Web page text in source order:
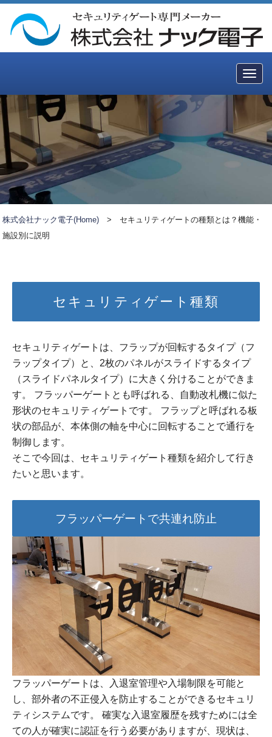
株式会社ナック電子(Home) > セキュリティゲートの種類とは？機能・
施設別に説明
セキュリティゲート種類
セキュリティゲートは、フラップが回転するタイプ（フ
ラップタイプ）と、2枚のパネルがスライドするタイプ
（スライドパネルタイプ）に大きく分けることができま
す。 フラッパーゲートとも呼ばれる、自動改札機に似た
形状のセキュリティゲートです。 フラップと呼ばれる板
状の部品が、本体側の軸を中心に回転することで通行を
制御します。
そこで今回は、セキュリティゲート種類を紹介して行き
たいと思います。
フラッパーゲートで共連れ防止
フラッパーゲートは、入退室管理や入場制限を可能と
し、部外者の不正侵入を防止することができるセキュリ
ティシステムです。 確実な入退室履歴を残すためには全
ての人が確実に認証を行う必要がありますが、現状は、